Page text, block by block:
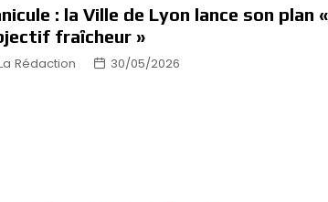
: la Ville de Lyon lance son plan «
fraîcheur »
Rédaction 30/05/2026